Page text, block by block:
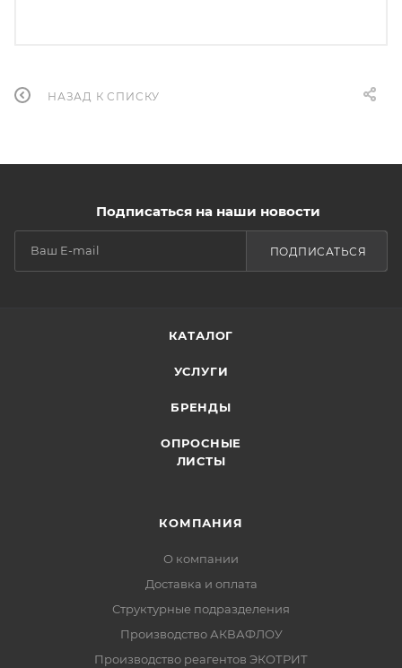
НАЗАД К СПИСКУ
Подписаться на наши новости
ПОДПИСАТЬСЯ
КАТАЛОГ
УСЛУГИ
БРЕНДЫ
ОПРОСНЫЕ
ЛИСТЫ
КОМПАНИЯ
О компании
Доставка и оплата
Структурные подразделения
Производство АКВАФЛОУ
Производство реагентов ЭКОТРИТ